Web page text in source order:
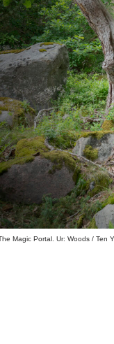
Magic Portal. Ur: Woods / Ten